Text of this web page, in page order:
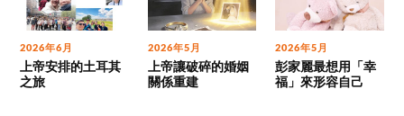
2026年6月
上帝安排的土耳其
之旅
2026年5月
上帝讓破碎的婚姻
關係重建
2026年5月
彭家麗最想用「幸
福」來形容自己